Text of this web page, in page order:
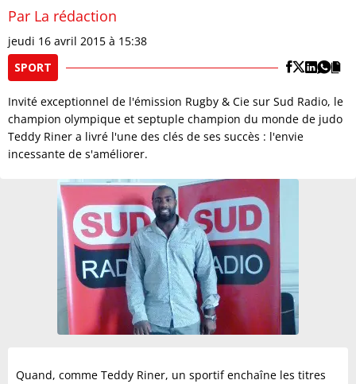
Par La rédaction
jeudi 16 avril 2015 à 15:38
SPORT
Invité exceptionnel de l'émission Rugby & Cie sur Sud Radio, le
champion olympique et septuple champion du monde de judo
Teddy Riner a livré l'une des clés de ses succès : l'envie
incessante de s'améliorer.
Quand, comme Teddy Riner, un sportif enchaîne les titres